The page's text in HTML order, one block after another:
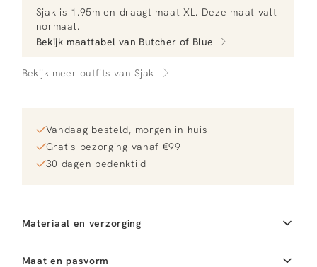
Sjak is 1.95m en draagt maat XL. Deze maat valt
normaal.
Bekijk maattabel van Butcher of Blue
Bekijk meer outfits van Sjak
Vandaag besteld, morgen in huis
Gratis bezorging vanaf €99
30 dagen bedenktijd
Materiaal en verzorging
Materiaal
Maat en pasvorm